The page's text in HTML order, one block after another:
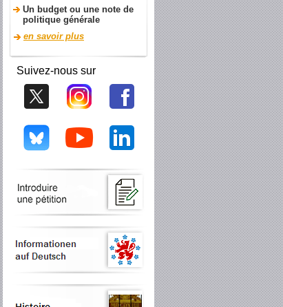
Un budget ou une note de
politique générale
en savoir plus
Suivez-nous sur